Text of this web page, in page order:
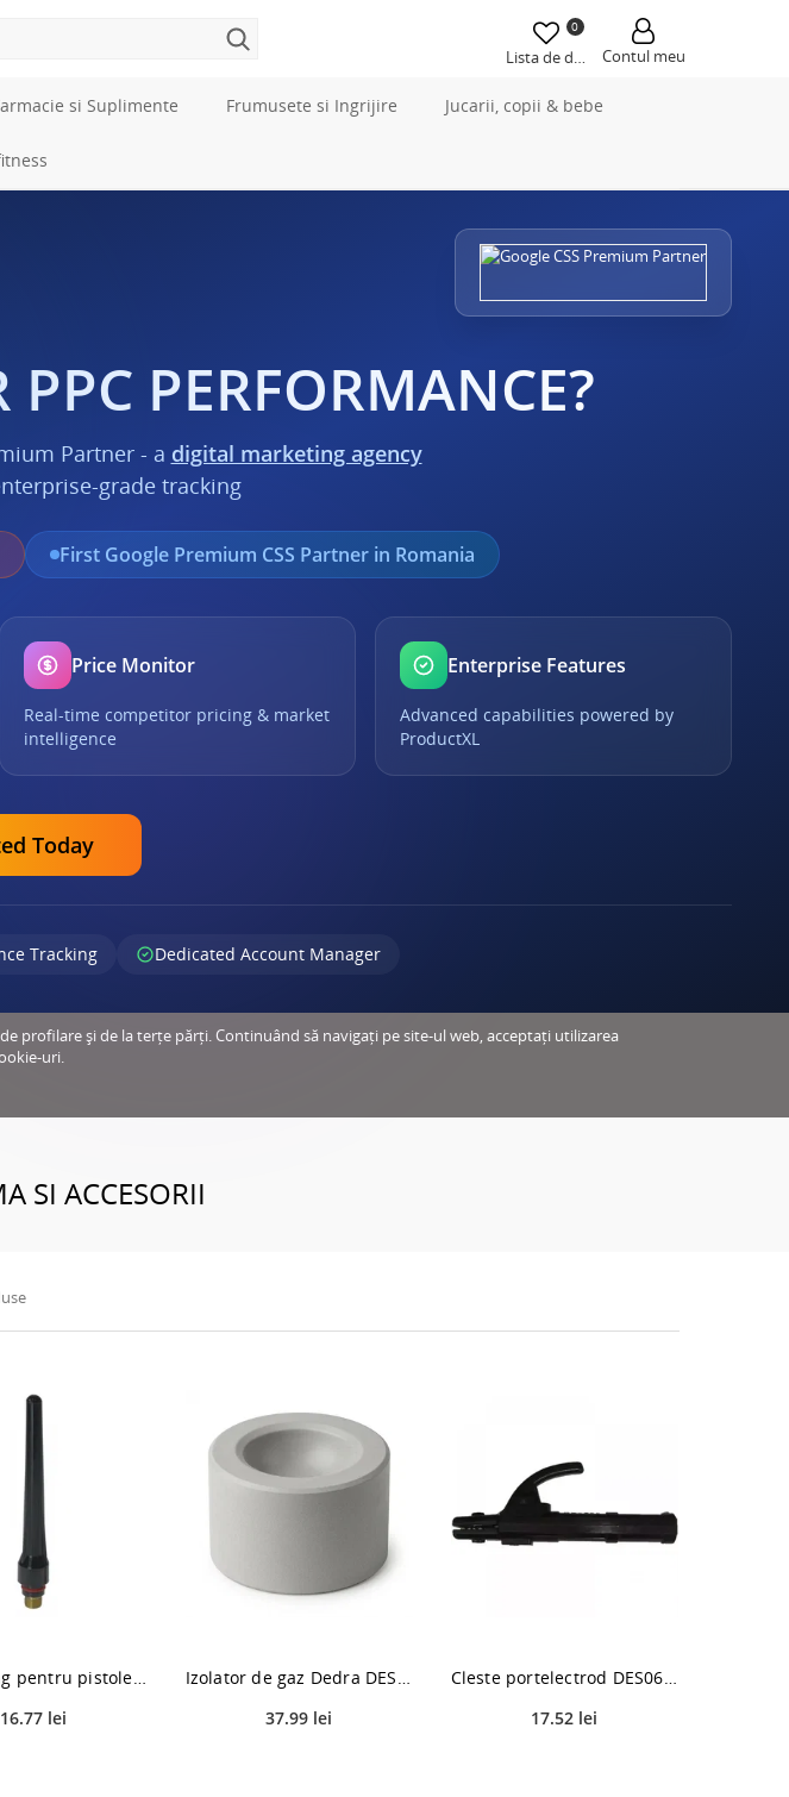
0
Lista de dorințeContul meu
si Suplimente Frumusete si Ingrijire Jucarii, copii & bebe
PPC PERFORMANCE?
Partner - a digital marketing agency
grade tracking
First Google Premium CSS Partner in Romania
Price Monitor
Real-time competitor pricing & market
intelligence
Enterprise Features
Advanced capabilities powered by
ProductXL
Today
Tracking Dedicated Account Manager
profilare și de la terțe părți. Continuând să navigați pe site-ul web, acceptați utilizarea
uri.
SI ACCESORII
Capac lung pentru pistolet TIG Dedra DESTI20010, 170 mm, 2 buc
16.77 lei
Izolator de gaz Dedra DESPI403, 10 buc
37.99 lei
Cleste portelectrod DES060 Dedra, 200 A
17.52 lei